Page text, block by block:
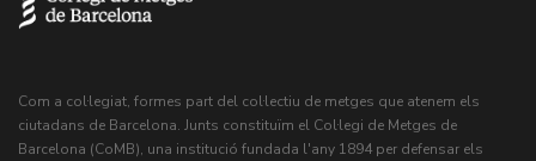
Com a col·legiat, formes part del col·lectiu de metges que atenem els
ciutadans de Barcelona. Junts constituïm el Col·legi de Metges de
Barcelona (CoMB), una institució fundada l'any 1894 per defensar els